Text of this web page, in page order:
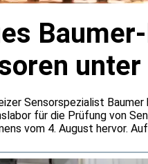
Sensorspezialist
für die Prüfung von
vom 4. August hervor.
simulieren, die über